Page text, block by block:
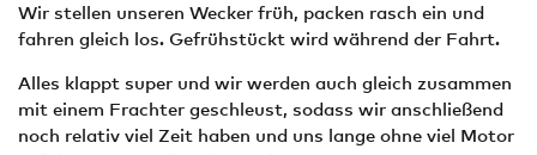
Wir stellen unseren Wecker früh, packen rasch ein und
fahren gleich los. Gefrühstückt wird während der Fahrt.
Alles klappt super und wir werden auch gleich zusammen
mit einem Frachter geschleust, sodass wir anschließend
noch relativ viel Zeit haben und uns lange ohne viel Motor